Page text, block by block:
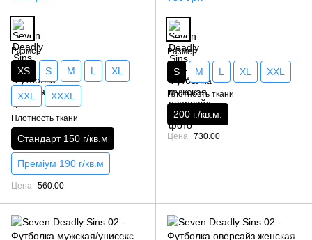
Размер
XS S M L XL
XXL XXXL
Плотность ткани
Стандарт 150 г/кв.м
Преміум 190 г/кв.м
Цена 560.00
Размер
S M L XL XXL
Плотность ткани
200 г./кв.м.
Цена 730.00